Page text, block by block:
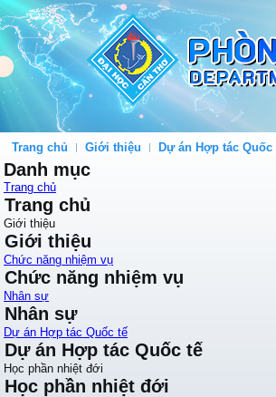
Trang chủ Giới thiệu Dự án Hợp tác Quốc
Danh mục
Trang chủ
Trang chủ
Giới thiệu
Giới thiệu
Chức năng nhiệm vụ
Chức năng nhiệm vụ
Nhân sự
Nhân sự
Dự án Hợp tác Quốc tế
Dự án Hợp tác Quốc tế
Học phần nhiệt đới
Học phần nhiệt đới